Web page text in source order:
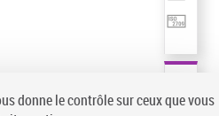
donne le contrôle sur ceux que vous